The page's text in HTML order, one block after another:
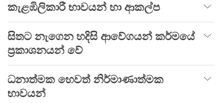
කැළඹිලිකාරී භාවයන් හා ආකල්ප
සිතට නැගෙන හදිසි ආවේගයන් කර්මයේ
ප්‍රකාශනයන් වේ
ධනාත්මක හෙවත් නිර්මාණාත්මක
භාවයන්